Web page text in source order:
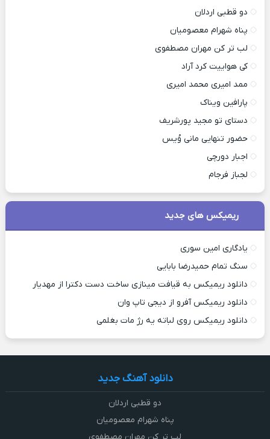
دو قطبی اردلان
پناه شهرام معصومیان
لب تر کن مهران مصطفوی
کی هواییت کرد آراد
ممد امیری محمد امیری
پارافین ویناک
دستای تو مجید پورشریف
حضور تنهایی مانی وُیس
اجبار دورچی
لجباز فرجام
ریمیکس های جدید
یادگاری امین سوری
سنگ تمام حمیدرضا بابایی
دانلود ریمیکس به قیافت مینازی ساخت دست دکترا از مهدیار
دانلود ریمیکس آفرو از ديجی تاپ وان
دانلود ریمیکس روی لباته یه رژ مات بغلمی
دانلود آهنگ جدید
دو قطبی اردلان
پناه شهرام معصومیان